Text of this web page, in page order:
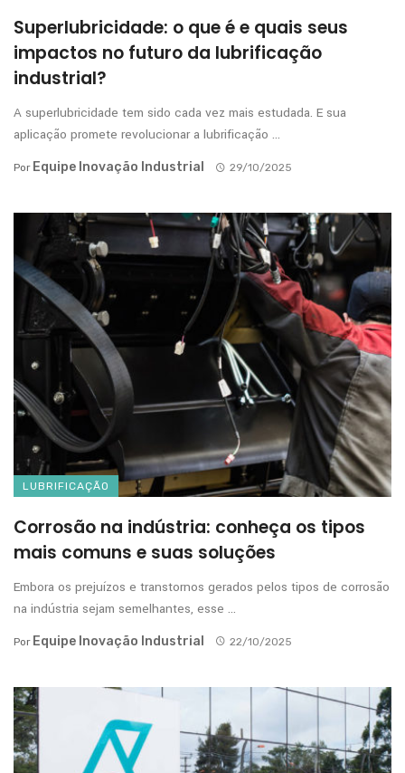
Superlubricidade: o que é e quais seus
impactos no futuro da lubrificação
industrial?
A superlubricidade tem sido cada vez mais estudada. E sua
aplicação promete revolucionar a lubrificação ...
Por Equipe Inovação Industrial 29/10/2025
LUBRIFICAÇÃO
Corrosão na indústria: conheça os tipos
mais comuns e suas soluções
Embora os prejuízos e transtornos gerados pelos tipos de corrosão
na indústria sejam semelhantes, esse ...
Por Equipe Inovação Industrial 22/10/2025